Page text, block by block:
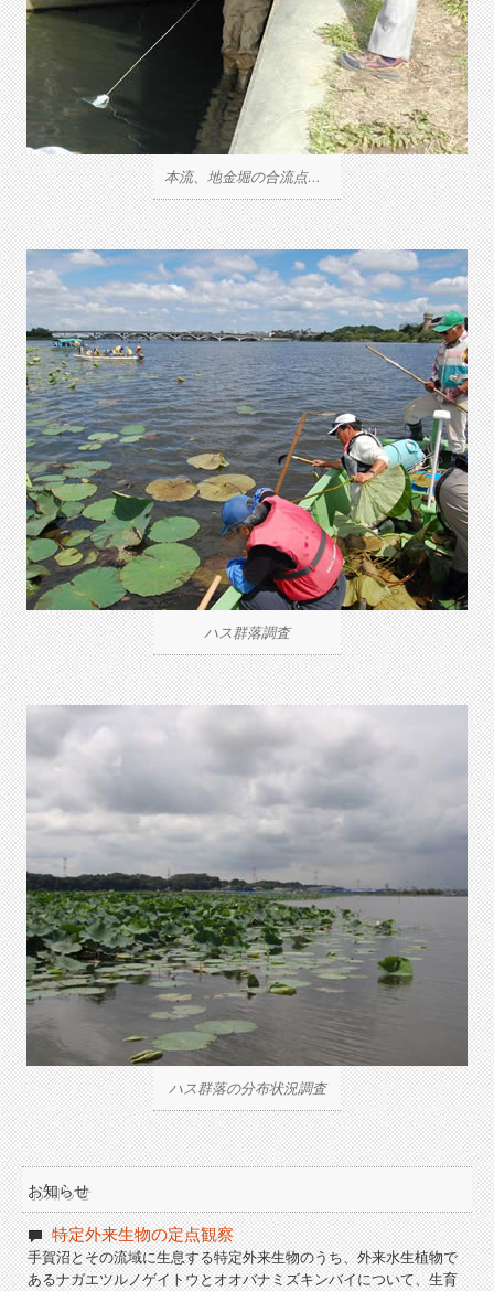
本流、地金堀の合流点付近で
ハス群落調査
ハス群落の分布状況調査
お知らせ
特定外来生物の定点観察
手賀沼とその流域に生息する特定外来生物のうち、外来水生植物で
あるナガエツルノゲイトウとオオバナミズキンバイについて、生育